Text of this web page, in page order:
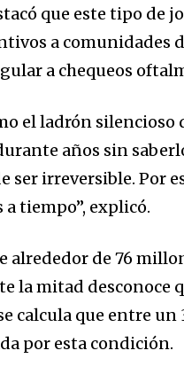
que este tipo de
a comunidades
a chequeos
el ladrón silencioso
años sin
ser irreversible. Por
a tiempo”, explicó.
alrededor de 76
la mitad desconoce
calcula que entre un
por esta condición.